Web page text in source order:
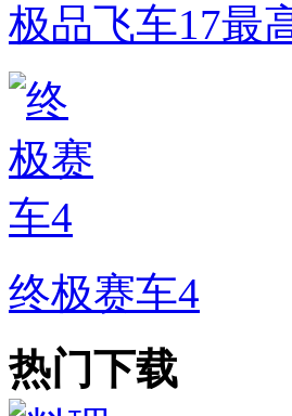
极品飞车17最
终极赛车4
热门下载